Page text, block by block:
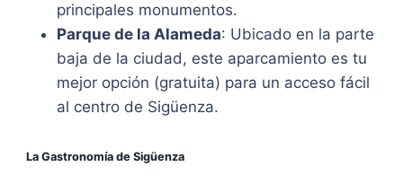
principales monumentos.
Parque de la Alameda: Ubicado en la parte
baja de la ciudad, este aparcamiento es tu
mejor opción (gratuita) para un acceso fácil
al centro de Sigüenza.
La Gastronomía de Sigüenza